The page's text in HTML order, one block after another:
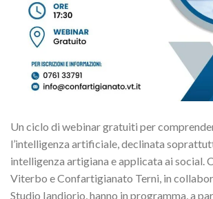
Un ciclo di webinar gratuiti per
l’intelligenza artificiale, declinata
intelligenza artigiana e applicata ai social.
Viterbo e Confartigianato Terni, in
Studio Iandiorio, hanno in programma, a